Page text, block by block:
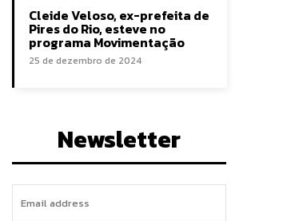
Cleide Veloso, ex-prefeita de
Pires do Rio, esteve no
programa Movimentação
25 de dezembro de 2024
Newsletter